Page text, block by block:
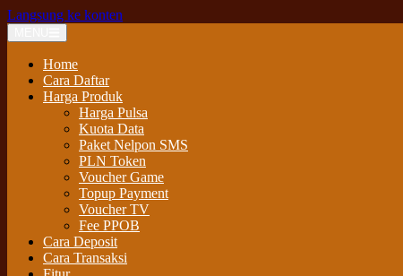
Langsung ke konten
Home
Cara Daftar
Harga Produk
Harga Pulsa
Kuota Data
Paket Nelpon SMS
PLN Token
Voucher Game
Topup Payment
Voucher TV
Fee PPOB
Cara Deposit
Cara Transaksi